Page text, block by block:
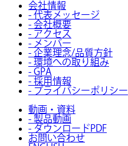
会社情報
- 代表メッセージ
- 会社概要
- アクセス
- メンバー
- 企業理念/品質方針
- 環境への取り組み
- GPA
- 採用情報
- プライバシーポリシー
動画・資料
- 製品動画
- ダウンロードPDF
お問い合わせ